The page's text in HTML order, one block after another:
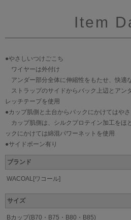
Item
●やさしいつけごこち
ワイヤーは外付け
アンダー部分全体に伸縮性をもたせ、快適
ストラップのサイドからバック上辺とアン
レッチテープを使用
●カップ肌側と土台からバックにかけてはや
カップ肌側は、シルクプロテイン加工をほ
ックにかけては綿混パワーネットを使用
●サイドボーン有り
ブランド
WACOAL[ワコール]
サイズ
Bカップ(B70・B75・B80・B85)